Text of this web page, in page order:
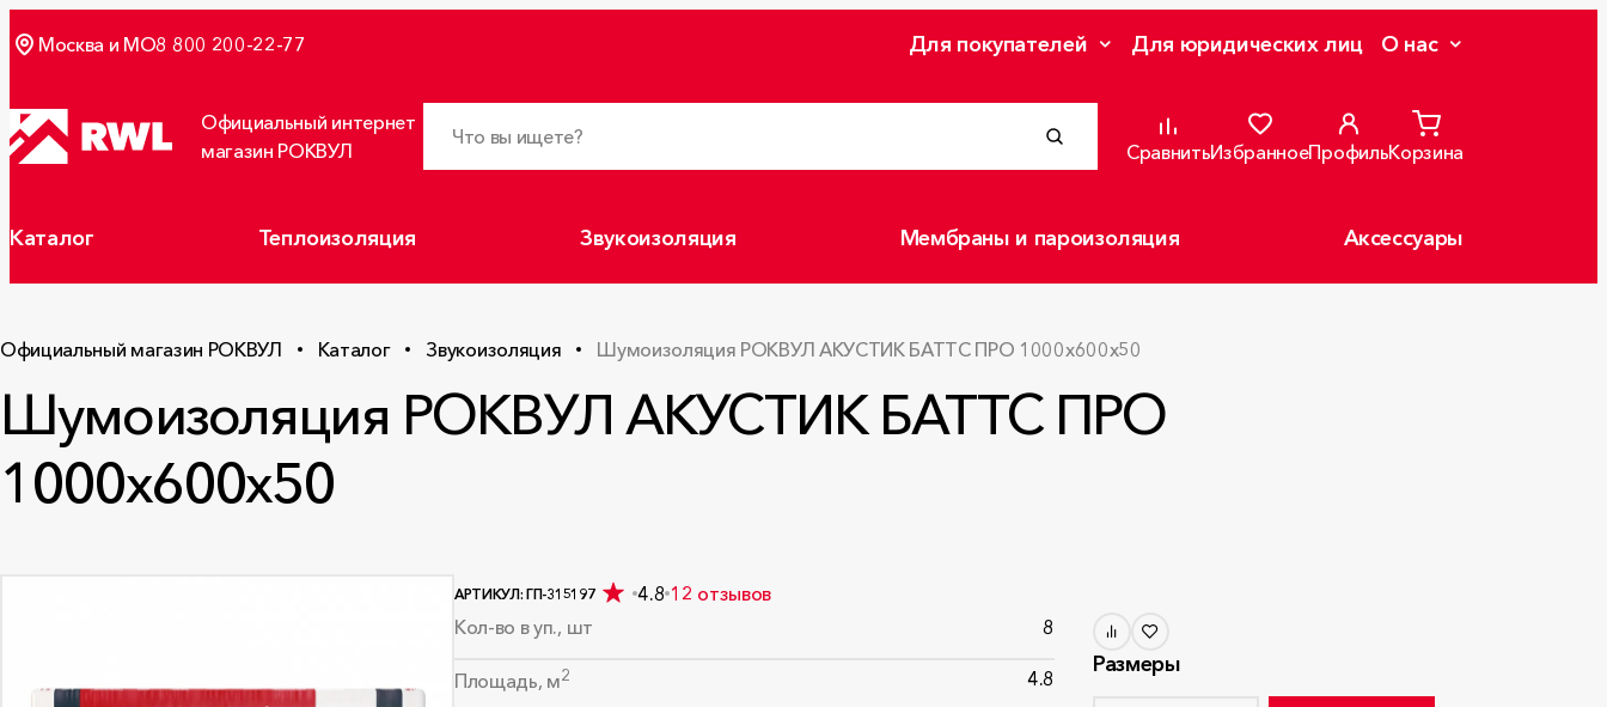
Москва и МО8 800 200-22-77 Для покупателей Для юридических лиц О нас
Официальный интернет
магазин РОКВУЛ
СравнитьИзбранноеПрофильКорзина
Каталог Теплоизоляция Звукоизоляция Мембраны и пароизоляция Аксессуары
Официальный магазин РОКВУЛ Каталог Звукоизоляция Шумоизоляция РОКВУЛ АКУСТИК БАТТС ПРО 1000x600x50
Шумоизоляция РОКВУЛ АКУСТИК БАТТС ПРО
1000x600x50
АРТИКУЛ: ГП-315197 4.8 12 отзывов
Кол-во в уп., шт
8
Площадь, м2 4.8
Размеры